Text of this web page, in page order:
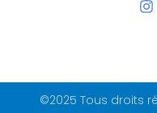
©2025 Tous droits